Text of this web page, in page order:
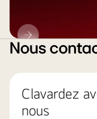
Mise
à
LG
Nous
Clavardez
nous